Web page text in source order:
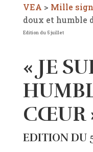
VEA > Mille
doux et humble
Edition du 5 juillet
« JE
CŒUR
EDITION DU